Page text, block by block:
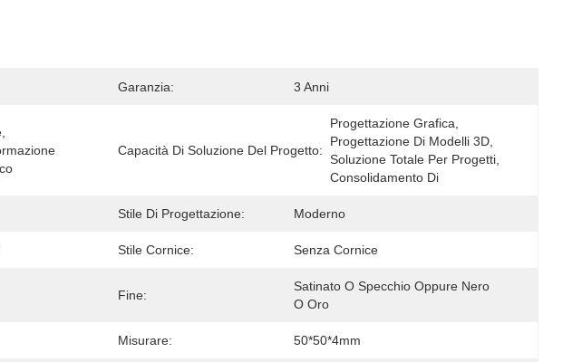
Garanzia: 3 Anni
Capacità Di Soluzione Del Progetto:
Progettazione Grafica,
Progettazione Di Modelli 3D,
Soluzione Totale Per Progetti,
Consolidamento Di
Stile Di Progettazione: Moderno
Stile Cornice: Senza Cornice
Fine:
Satinato O Specchio Oppure Nero
O Oro
Misurare: 50*50*4mm